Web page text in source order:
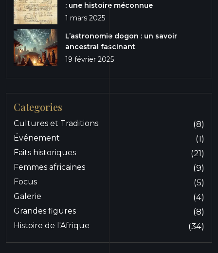
: une histoire méconnue
1 mars 2025
L’astronomie dogon : un savoir
ancestral fascinant
19 février 2025
Categories
Cultures et Traditions (8)
Événement (1)
Faits historiques (21)
Femmes africaines (9)
Focus (5)
Galerie (4)
Grandes figures (8)
Histoire de l'Afrique (34)